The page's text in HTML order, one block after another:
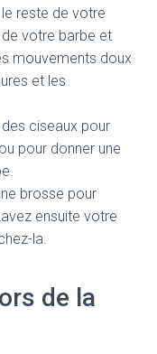
reste de votre
votre barbe et
mouvements doux
et les
ciseaux pour
pour donner une
brosse pour
ensuite votre
la.
de la